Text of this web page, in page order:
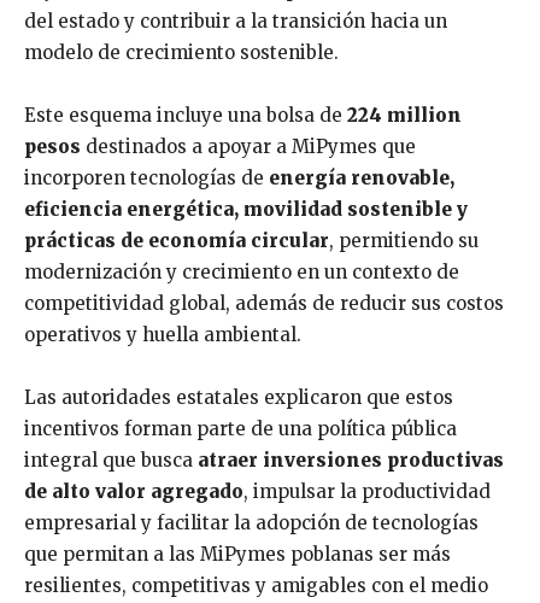
del estado y contribuir a la transición hacia un
modelo de crecimiento sostenible.
Este esquema incluye una bolsa de 224 million
pesos destinados a apoyar a MiPymes que
incorporen tecnologías de energía renovable,
eficiencia energética, movilidad sostenible y
prácticas de economía circular, permitiendo su
modernización y crecimiento en un contexto de
competitividad global, además de reducir sus costos
operativos y huella ambiental.
Las autoridades estatales explicaron que estos
incentivos forman parte de una política pública
integral que busca atraer inversiones productivas
de alto valor agregado, impulsar la productividad
empresarial y facilitar la adopción de tecnologías
que permitan a las MiPymes poblanas ser más
resilientes, competitivas y amigables con el medio